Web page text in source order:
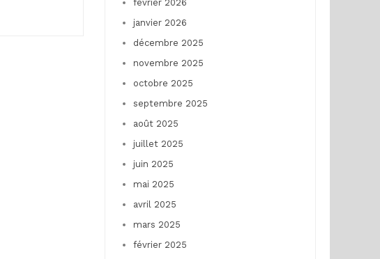
février 2026
janvier 2026
décembre 2025
novembre 2025
octobre 2025
septembre 2025
août 2025
juillet 2025
juin 2025
mai 2025
avril 2025
mars 2025
février 2025